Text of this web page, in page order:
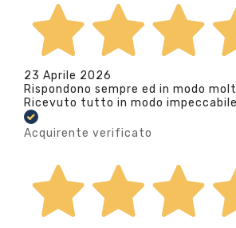
23 Aprile 2026
Rispondono sempre ed in modo
Ricevuto tutto in modo
Acquirente verificato